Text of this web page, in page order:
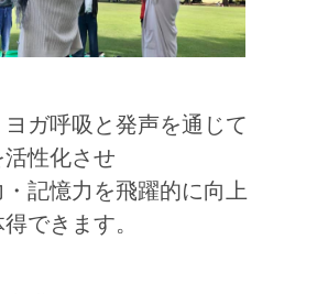
ガ呼吸と発声を通じて
性化させ
記憶力を飛躍的に向上
できます。